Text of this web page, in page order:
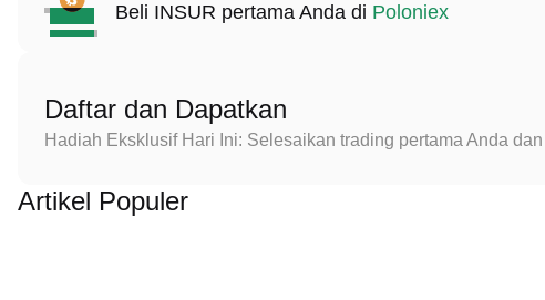
Beli INSUR pertama Anda di Poloniex
Daftar dan Dapatkan
Hadiah Eksklusif Hari Ini: Selesaikan trading pertama Anda
Artikel Populer